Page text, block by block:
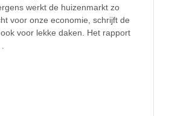
werkt de huizenmarkt zo
voor onze economie, schrijft de
voor lekke daken. Het rapport